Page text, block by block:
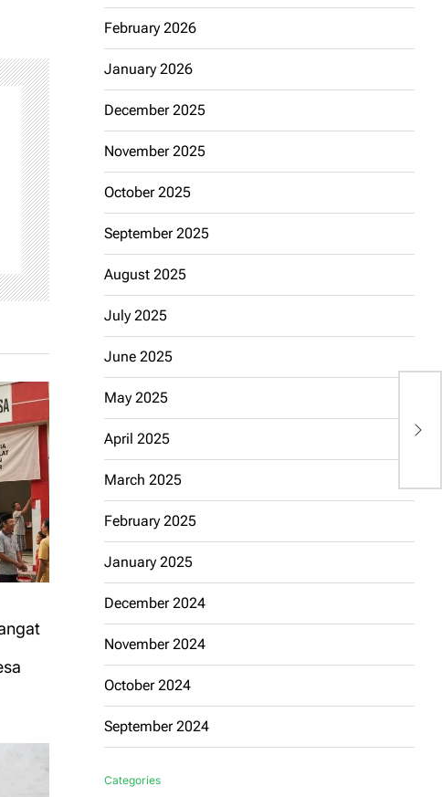
February 2026
January 2026
December 2025
November 2025
October 2025
September 2025
August 2025
July 2025
June 2025
May 2025
April 2025
March 2025
February 2025
January 2025
December 2024
November 2024
October 2024
September 2024
Categories